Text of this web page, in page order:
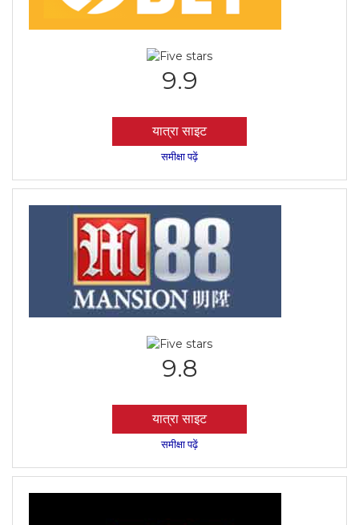
9.9
यात्रा साइट
समीक्षा पढ़ें
9.8
यात्रा साइट
समीक्षा पढ़ें